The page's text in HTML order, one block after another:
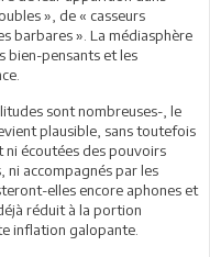
», de « casseurs
barbares ». La médiasphère
bien-pensants et les
sont nombreuses-, le
plausible, sans toutefois
ni écoutées des pouvoirs
ni accompagnés par les
elles encore aphones et
réduit à la portion
inflation galopante.